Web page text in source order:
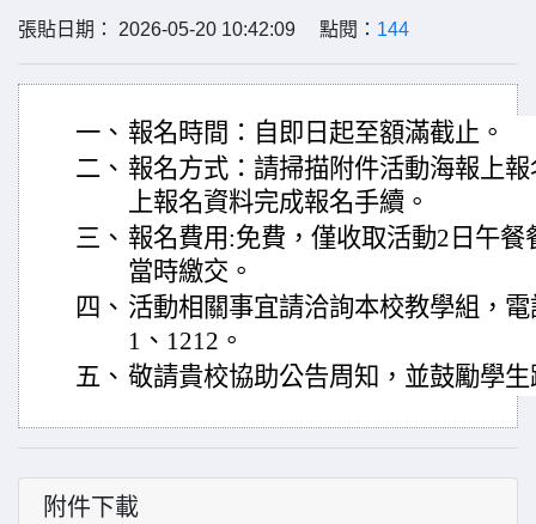
張貼日期： 2026-05-20 10:42:09 點閱： 144
一、 報名時間：自即日起至額滿截止。
二、 報名方式：請掃描附件活動海報上報
上報名資料完成報名手續。
三、 報名費用:免費，僅收取活動2日午餐
當時繳交。
四、 活動相關事宜請洽詢本校教學組，
1、1212。
五、 敬請貴校協助公告周知，並鼓勵學
附件下載